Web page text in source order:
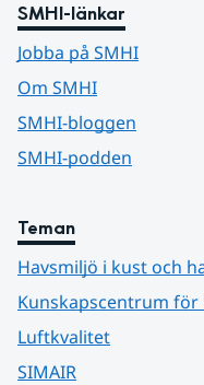
SMHI-länkar
Jobba på SMHI
Om SMHI
SMHI-bloggen
SMHI-podden
Teman
Havsmiljö i kust och
Kunskapscentrum
Luftkvalitet
SIMAIR